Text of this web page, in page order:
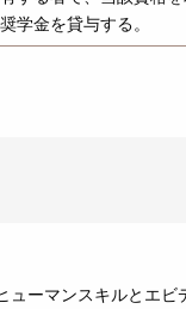
学金を貸与する。
ューマンスキルとエ